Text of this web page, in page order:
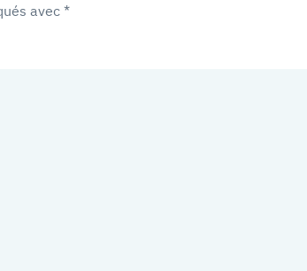
avec *